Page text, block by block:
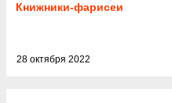
Книжники-фарисеи
28 октября 2022